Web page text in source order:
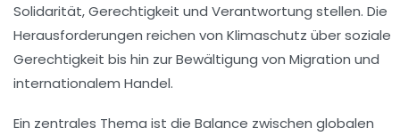
Solidarität,Gerechtigkeit und Verantwortung stellen. Die
Herausforderungen reichen von Klimaschutz über soziale
Gerechtigkeit bis hin zur Bewältigung von Migration und
internationalem Handel.
Ein zentrales Thema ist die Balance zwischen globalen